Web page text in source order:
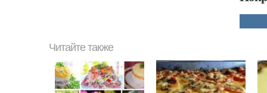
Читайте также